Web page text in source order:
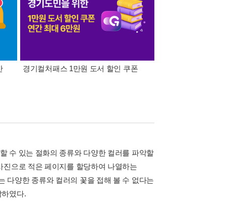
경기컬처패스 1만원 도서 할인 쿠폰
수 있는 절화의 종류와 다양한 컬러를 파악할
으로 적은 페이지를 할당하여 나열하는
다양한 종류와 컬러의 꽃을 접해 볼 수 없다는
였다.